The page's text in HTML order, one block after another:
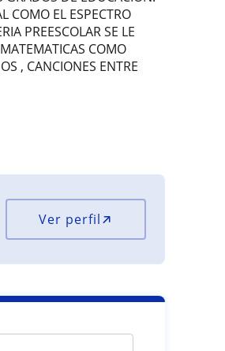
COMO EL ESPECTRO
PREESCOLAR SE LE
COMO
, CANCIONES ENTRE
Ver perfil